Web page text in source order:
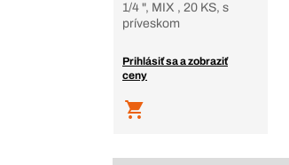
1/4 ", MIX , 20 KS, s
príveskom
Prihlásiť sa a zobraziť
ceny